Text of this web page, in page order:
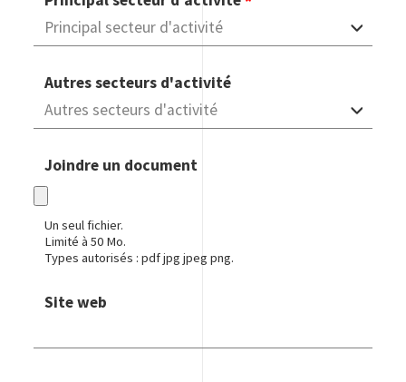
Autres secteurs d'activité
Joindre un document
Un seul fichier.
Limité à 50 Mo.
Types autorisés : pdf jpg jpeg png.
Site web